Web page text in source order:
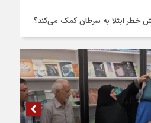
خطر ابتلا به سرطان کمک می‌کند؟
به تکمیل میدان بسیج شهرضا اختصاص